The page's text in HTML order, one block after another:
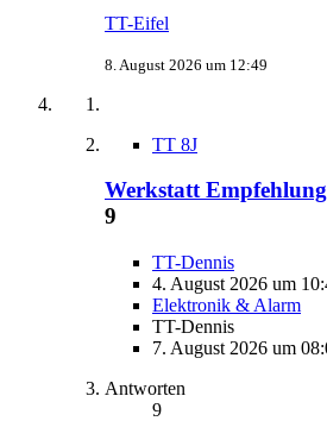
TT-Eifel
8. August 2026 um 12:49
TT 8J
Werkstatt
9
TT-Dennis
4. August 2026 um
Elektronik & Alarm
TT-Dennis
7. August 2026 um
Antworten
9